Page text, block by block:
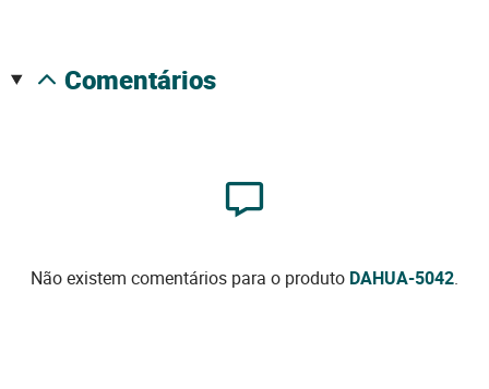
comentários
Não existem comentários para o produto DAHUA-5042.